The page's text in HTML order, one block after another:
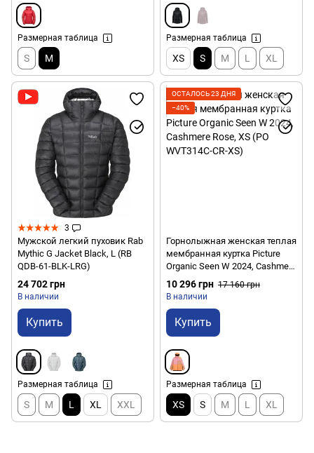
Размерная таблица
S M
Размерная таблица
XS S M L XL
3
Мужской легкий пуховик Rab
Mythic G Jacket Black, L (RB
QDB-61-BLK-LRG)
24 702 грн
В наличии
Купить
Размерная таблица
S M L XL XXL
ОСТАЛОСЬ 23 ДНЯ
−40%
Горнолыжная женская теплая
мембранная куртка Picture
Organic Seen W 2024, Cashmere
Rose, XS (PO WVT314C-CR-XS)
10 296 грн 17 160 грн
В наличии
Купить
Размерная таблица
XS S M L XL